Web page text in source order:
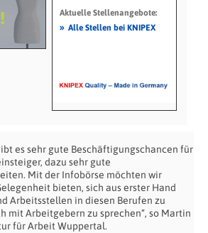
Aktuelle Stellenangebote:
» Alle Stellen bei KNIPEX
es sehr gute Beschäftigungschancen für
dazu sehr gute
Mit der Infobörse möchten wir
bieten, sich aus erster Hand
Arbeitsstellen in diesen Berufen zu
mit Arbeitgebern zu sprechen“, so Martin
für Arbeit Wuppertal.